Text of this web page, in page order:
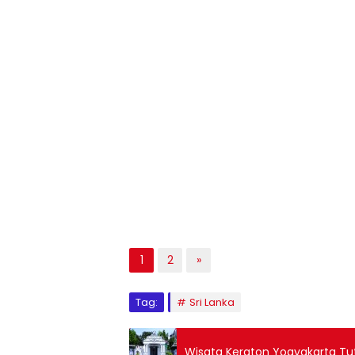
1 2 »
Tag: Sri Lanka
Wisata Keraton Yogyakarta